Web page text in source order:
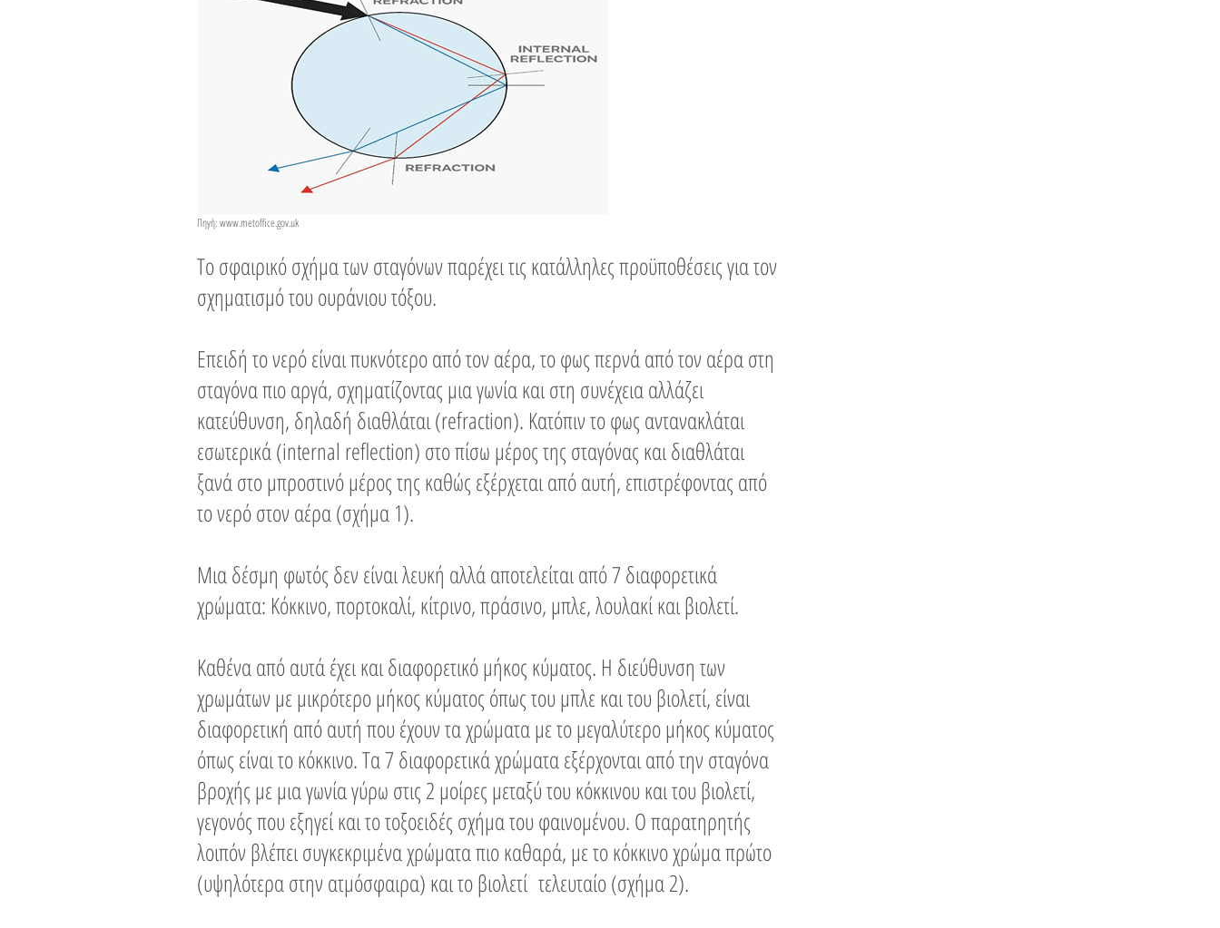
Πηγή:www.metoffice.gov.uk
Το σφαιρικό σχήμα των σταγόνων παρέχει τις κατάλληλες προϋποθέσεις για τον
σχηματισμό του ουράνιου τόξου.
Επειδή το νερό είναι πυκνότερο από τον αέρα, το φως περνά από τον αέρα στη
σταγόνα πιο αργά, σχηματίζοντας μια γωνία και στη συνέχεια αλλάζει
κατεύθυνση, δηλαδή διαθλάται (refraction). Κατόπιν το φως αντανακλάται
εσωτερικά (internal reflection) στο πίσω μέρος της σταγόνας και διαθλάται
ξανά στο μπροστινό μέρος της καθώς εξέρχεται από αυτή, επιστρέφοντας από
το νερό στον αέρα (σχήμα 1).
Μια δέσμη φωτός δεν είναι λευκή αλλά αποτελείται από 7 διαφορετικά
χρώματα: Κόκκινο, πορτοκαλί, κίτρινο, πράσινο, μπλε, λουλακί και βιολετί.
Καθένα από αυτά έχει και διαφορετικό μήκος κύματος. Η διεύθυνση των
χρωμάτων με μικρότερο μήκος κύματος όπως του μπλε και του βιολετί, είναι
διαφορετική από αυτή που έχουν τα χρώματα με το μεγαλύτερο μήκος κύματος
όπως είναι το κόκκινο. Τα 7 διαφορετικά χρώματα εξέρχονται από την σταγόνα
βροχής με μια γωνία γύρω στις 2 μοίρες μεταξύ του κόκκινου και του βιολετί,
γεγονός που εξηγεί και το τοξοειδές σχήμα του φαινομένου. Ο παρατηρητής
λοιπόν βλέπει συγκεκριμένα χρώματα πιο καθαρά, με το κόκκινο χρώμα πρώτο
(υψηλότερα στην ατμόσφαιρα) και το βιολετί τελευταίο (σχήμα 2).